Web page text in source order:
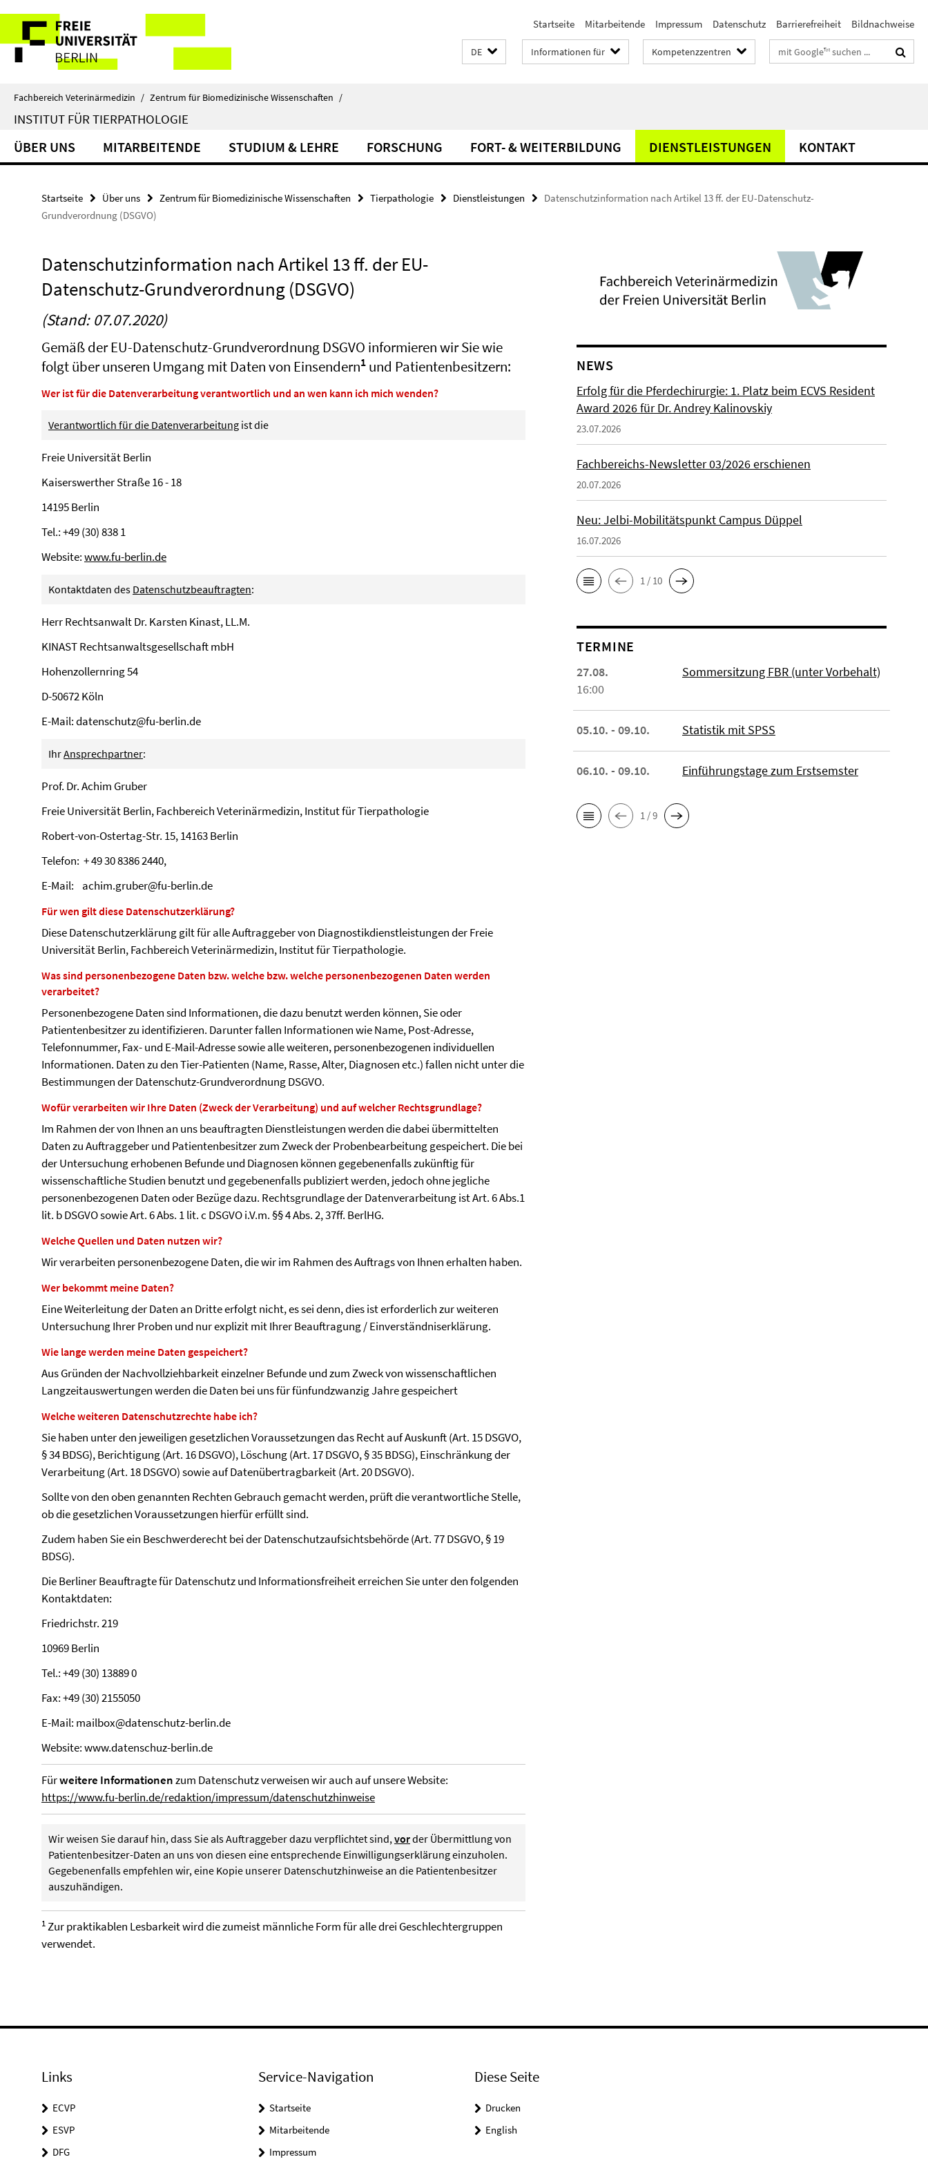
direkt
zu
Inhalt
Service-
Navigation
Startseite Mitarbeitende Impressum Datenschutz Barrierefreiheit Bildnachweise
DE Informationen für Kompetenzzentren Suchbegriffe
Fachbereich Veterinärmedizin / Zentrum für Biomedizinische Wissenschaften /
INSTITUT FÜR TIERPATHOLOGIE
ÜBER UNS MITARBEITENDE STUDIUM & LEHRE FORSCHUNG FORT- & WEITERBILDUNG DIENSTLEISTUNGEN KONTAKT
Startseite Über uns Zentrum für Biomedizinische Wissenschaften Tierpathologie Dienstleistungen
Datenschutzinformation nach Artikel 13 ff. der EU-Datenschutz-
Grundverordnung (DSGVO)
Datenschutzinformation nach Artikel 13 ff. der EU-
Datenschutz-Grundverordnung (DSGVO)
(Stand: 07.07.2020)
Gemäß der EU-Datenschutz-Grundverordnung DSGVO informieren wir Sie wie
folgt über unseren Umgang mit Daten von Einsendern1 und Patientenbesitzern:
Wer ist für die Datenverarbeitung verantwortlich und an wen kann ich mich wenden?
Verantwortlich für die Datenverarbeitung ist die
Freie Universität Berlin
Kaiserswerther Straße 16 - 18
14195 Berlin
Tel.: +49 (30) 838 1
Website:www.fu-berlin.de
Kontaktdaten des Datenschutzbeauftragten:
Herr Rechtsanwalt Dr. Karsten Kinast, LL.M.
KINAST Rechtsanwaltsgesellschaft mbH
Hohenzollernring 54
D-50672 Köln
E-Mail:datenschutz@fu-berlin.de
IhrAnsprechpartner:
Prof. Dr. Achim Gruber
Freie Universität Berlin, Fachbereich Veterinärmedizin, Institut für Tierpathologie
Robert-von-Ostertag-Str. 15, 14163 Berlin
Telefon: + 49 30 8386 2440,
E-Mail: achim.gruber@fu-berlin.de
Für wen gilt diese Datenschutzerklärung?
Diese Datenschutzerklärung gilt für alle Auftraggeber von Diagnostikdienstleistungen der Freie
Universität Berlin, Fachbereich Veterinärmedizin, Institut für Tierpathologie.
Was sind personenbezogene Daten bzw. welche bzw. welche personenbezogenen Daten werden
verarbeitet?
Personenbezogene Daten sind Informationen, die dazu benutzt werden können, Sie oder
Patientenbesitzer zu identifizieren. Darunter fallen Informationen wie Name, Post-Adresse,
Telefonnummer, Fax- und E-Mail-Adresse sowie alle weiteren, personenbezogenen individuellen
Informationen. Daten zu den Tier-Patienten (Name, Rasse, Alter, Diagnosen etc.) fallen nicht unter die
Bestimmungen der Datenschutz-Grundverordnung DSGVO.
Wofür verarbeiten wir Ihre Daten (Zweck der Verarbeitung) und auf welcher Rechtsgrundlage?
Im Rahmen der von Ihnen an uns beauftragten Dienstleistungen werden die dabei übermittelten
Daten zu Auftraggeber und Patientenbesitzer zum Zweck der Probenbearbeitung gespeichert. Die bei
der Untersuchung erhobenen Befunde und Diagnosen können gegebenenfalls zukünftig für
wissenschaftliche Studien benutzt und gegebenenfalls publiziert werden, jedoch ohne jegliche
personenbezogenen Daten oder Bezüge dazu. Rechtsgrundlage der Datenverarbeitung ist Art. 6 Abs.1
lit. b DSGVO sowie Art. 6 Abs. 1 lit. c DSGVO i.V.m. §§ 4 Abs. 2, 37ff. BerlHG.
Welche Quellen und Daten nutzen wir?
Wir verarbeiten personenbezogene Daten, die wir im Rahmen des Auftrags von Ihnen erhalten haben.
Wer bekommt meine Daten?
Eine Weiterleitung der Daten an Dritte erfolgt nicht, es sei denn, dies ist erforderlich zur weiteren
Untersuchung Ihrer Proben und nur explizit mit Ihrer Beauftragung / Einverständniserklärung.
Wie lange werden meine Daten gespeichert?
Aus Gründen der Nachvollziehbarkeit einzelner Befunde und zum Zweck von wissenschaftlichen
Langzeitauswertungen werden die Daten bei uns für fünfundzwanzig Jahre gespeichert
Welche weiteren Datenschutzrechte habe ich?
Sie haben unter den jeweiligen gesetzlichen Voraussetzungen das Recht auf Auskunft (Art. 15 DSGVO,
§ 34 BDSG), Berichtigung (Art. 16 DSGVO), Löschung (Art. 17 DSGVO, § 35 BDSG), Einschränkung der
Verarbeitung (Art. 18 DSGVO) sowie auf Datenübertragbarkeit (Art. 20 DSGVO).
Sollte von den oben genannten Rechten Gebrauch gemacht werden, prüft die verantwortliche Stelle,
ob die gesetzlichen Voraussetzungen hierfür erfüllt sind.
Zudem haben Sie ein Beschwerderecht bei der Datenschutzaufsichtsbehörde (Art. 77 DSGVO, § 19
BDSG).
Die Berliner Beauftragte für Datenschutz und Informationsfreiheit erreichen Sie unter den folgenden
Kontaktdaten:
Friedrichstr. 219
10969 Berlin
Tel.: +49 (30) 13889 0
Fax: +49 (30) 2155050
E-Mail: mailbox@datenschutz-berlin.de
Website: www.datenschuz-berlin.de
Fürweitere Informationenzum Datenschutz verweisen wir auch auf unsere Website:
https://www.fu-berlin.de/redaktion/impressum/datenschutzhinweise
Wir weisen Sie darauf hin, dass Sie als Auftraggeber dazu verpflichtet sind,vorder Übermittlung von
Patientenbesitzer-Daten an uns von diesen eine entsprechende Einwilligungserklärung einzuholen.
Gegebenenfalls empfehlen wir, eine Kopie unserer Datenschutzhinweise an die Patientenbesitzer
auszuhändigen.
1 Zur praktikablen Lesbarkeit wird die zumeist männliche Form für alle drei Geschlechtergruppen
verwendet.
NEWS
Erfolg für die Pferdechirurgie: 1. Platz beim ECVS Resident
Award 2026 für Dr. Andrey Kalinovskiy
23.07.2026
Fachbereichs-Newsletter 03/2026 erschienen
20.07.2026
Neu: Jelbi-Mobilitätspunkt Campus Düppel
16.07.2026
1 / 10
TERMINE
27.08.
16:00
Sommersitzung FBR (unter Vorbehalt)
05.10. - 09.10. Statistik mit SPSS
06.10. - 09.10. Einführungstage zum Erstsemster
1 / 9
Links
ECVP
ESVP
DFG
Service-Navigation
Startseite
Mitarbeitende
Impressum
Diese Seite
Drucken
English